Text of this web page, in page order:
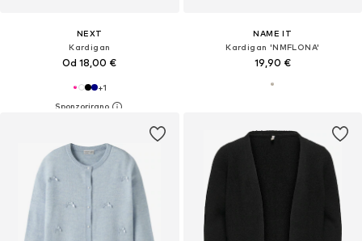
NEXT
Kardigan
Od 18,00 €
+1
NAME IT
Kardigan 'NMFLONA'
19,90 €